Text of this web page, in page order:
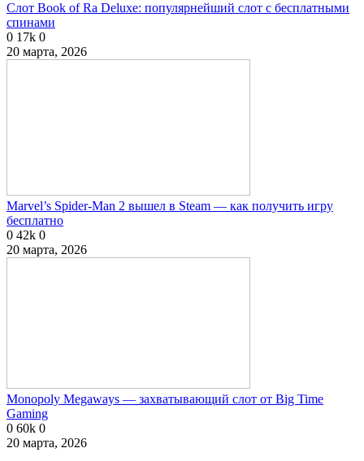
Слот Book of Ra Deluxe: популярнейший слот с бесплатными
спинами
0 17k 0
20 марта, 2026
Marvel’s Spider-Man 2 вышел в Steam — как получить игру
бесплатно
0 42k 0
20 марта, 2026
Monopoly Megaways — захватывающий слот от Big Time
Gaming
0 60k 0
20 марта, 2026